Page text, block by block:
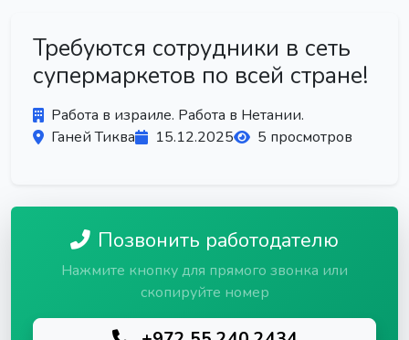
Требуются сотрудники в сеть
супермаркетов по всей стране!
Работа в израиле. Работа в Нетании.
Ганей Тиква
15.12.2025 5 просмотров
Позвонить работодателю
Нажмите кнопку для прямого звонка или
скопируйте номер